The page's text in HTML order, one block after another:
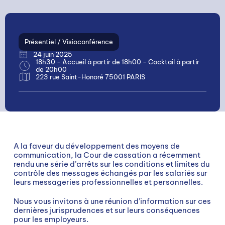
Présentiel / Visioconférence
24 juin 2025
18h30 - Accueil à partir de 18h00 - Cocktail à partir
de 20h00
223 rue Saint-Honoré 75001 PARIS
A la faveur du développement des moyens de
communication, la Cour de cassation a récemment
rendu une série d’arrêts sur les conditions et limites du
contrôle des messages échangés par les salariés sur
leurs messageries professionnelles et personnelles.
Nous vous invitons à une réunion d’information sur ces
dernières jurisprudences et sur leurs conséquences
pour les employeurs.